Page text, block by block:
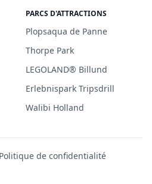
PARCS D'ATTRACTIONS
Plopsaqua de Panne
Thorpe Park
LEGOLAND® Billund
Erlebnispark Tripsdrill
Walibi Holland
Politique de confidentialité